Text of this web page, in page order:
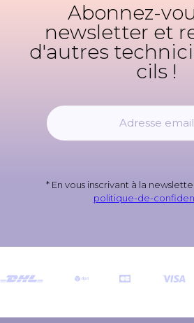
Abonnez-
newsletter et
d'autres
cils !
I
n
-
* En vous inscrivant à la
politique-de-